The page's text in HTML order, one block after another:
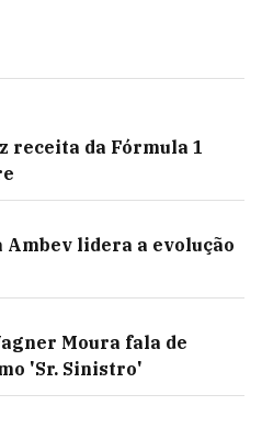
receita da Fórmula 1
Ambev lidera a evolução
Moura fala de
'Sr. Sinistro'